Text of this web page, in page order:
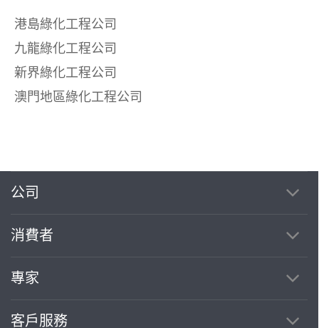
港島綠化工程公司
九龍綠化工程公司
新界綠化工程公司
澳門地區綠化工程公司
公司
消費者
專家
客戶服務